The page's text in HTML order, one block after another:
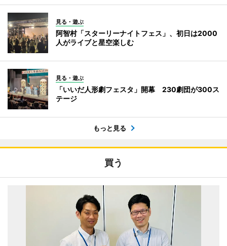
見る・遊ぶ
阿智村「スターリーナイトフェス」、初日は2000
人がライブと星空楽しむ
見る・遊ぶ
「いいだ人形劇フェスタ」開幕 230劇団が300ス
テージ
もっと見る
買う